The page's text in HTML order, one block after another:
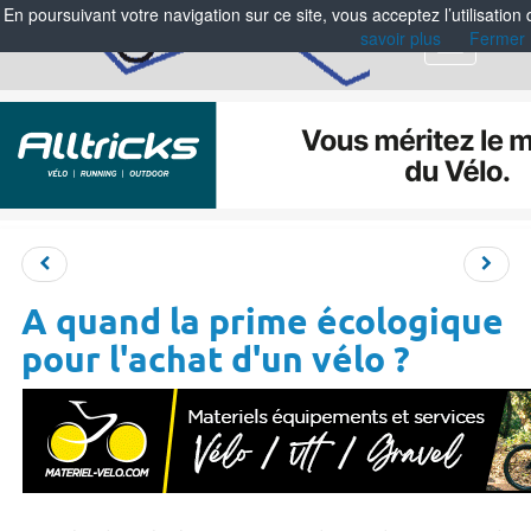
Menu
A quand la prime écologique
pour l'achat d'un vélo ?
En poursuivant votre navigation sur ce site, vous acceptez
savoir plus
Fermer